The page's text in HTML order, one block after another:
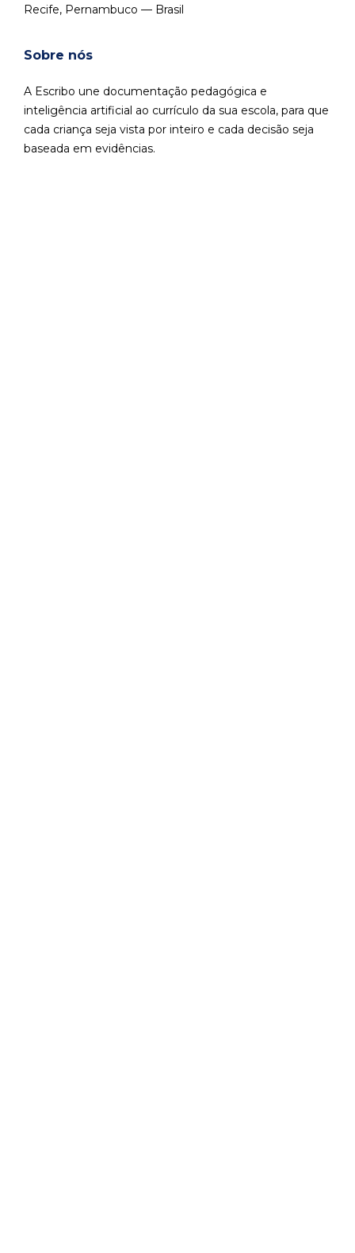
Recife, Pernambuco — Brasil
Sobre nós
A Escribo une documentação pedagógica e
inteligência artificial ao currículo da sua escola, para que
cada criança seja vista por inteiro e cada decisão seja
baseada em evidências.